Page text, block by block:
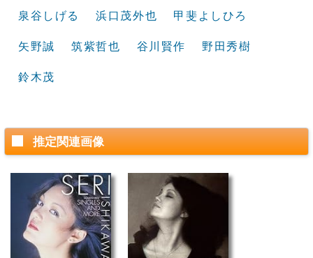
泉谷しげる 浜口茂外也 甲斐よしひろ
矢野誠 筑紫哲也 谷川賢作 野田秀樹
鈴木茂
推定関連画像